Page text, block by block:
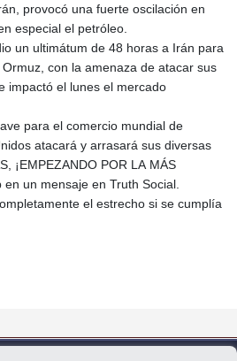
provocó una fuerte oscilación en
especial el petróleo.
un ultimátum de 48 horas a Irán para
con la amenaza de atacar sus
impactó el lunes el mercado
para el comercio mundial de
atacará y arrasará sus diversas
¡EMPEZANDO POR LA MÁS
un mensaje en Truth Social.
el estrecho si se cumplía